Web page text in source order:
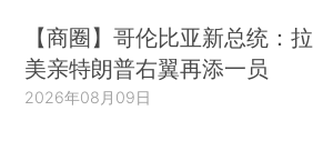
【商圈】哥伦比亚新总统：拉
美亲特朗普右翼再添一员
2026年08月09日